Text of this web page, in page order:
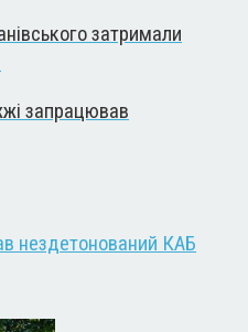
затримали
запрацював
нездетонований КАБ